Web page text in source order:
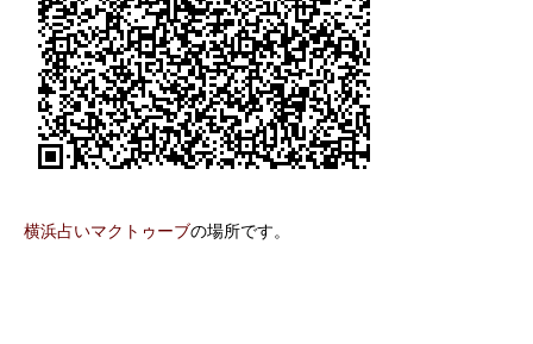
横浜占いマクトゥーブの場所です。